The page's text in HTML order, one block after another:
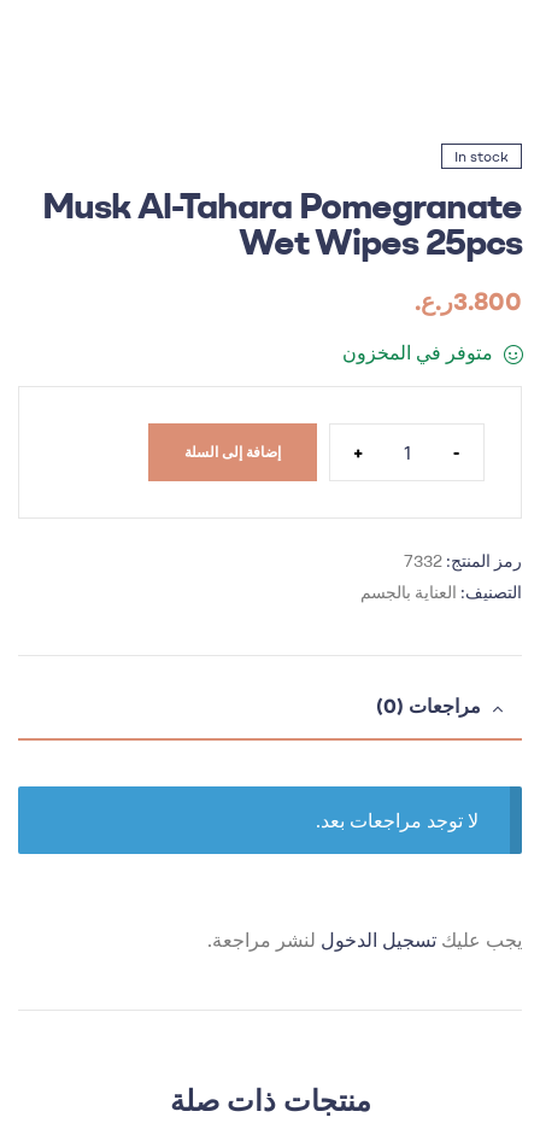
In stock
Musk Al-Tahara Pomegranate
Wet Wipes 25pcs
3.800ر.ع.
متوفر في المخزون
-
+ إضافة إلى السلة
رمز المنتج: 7332
التصنيف: العناية بالجسم
مراجعات (0)
لا توجد مراجعات بعد.
يجب عليك تسجيل الدخول لنشر مراجعة.
منتجات ذات صلة